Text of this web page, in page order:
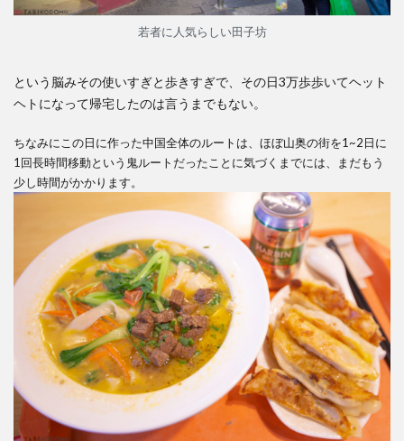
若者に人気らしい田子坊
という脳みその使いすぎと歩きすぎで、その日3万歩歩いてヘット
ヘトになって帰宅したのは言うまでもない。
ちなみにこの日に作った中国全体のルートは、ほぼ山奥の街を1~2日に
1回長時間移動という鬼ルートだったことに気づくまでには、まだもう
少し時間がかかります。